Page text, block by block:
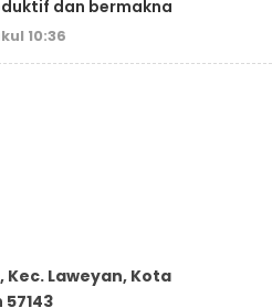
dan bermakna
10:36
Kec. Laweyan, Kota